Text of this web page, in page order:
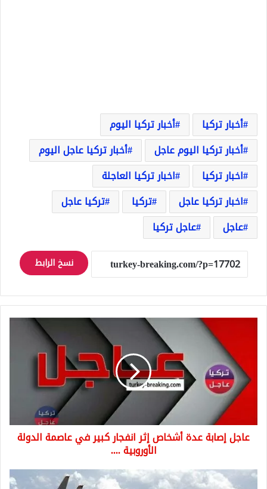
أخبار تركيا
أخبار تركيا اليوم
أخبار تركيا اليوم عاجل
أخبار تركيا عاجل اليوم
اخبار تركيا
اخبار تركيا العاجلة
اخبار تركيا عاجل
تركيا
تركيا عاجل
عاجل
عاجل تركيا
نسخ الرابط
أشخاص
انفجار
عاصمة
الدولة
الأوروبية
عاجل إصابة عدة أشخاص إثر انفجار كبير في عاصمة الدولة
الأوروبية ....
تطورات